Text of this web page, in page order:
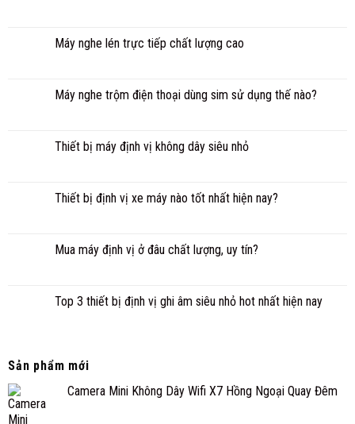
Máy nghe lén trực tiếp chất lượng cao
Máy nghe trộm điện thoại dùng sim sử dụng thế nào?
Thiết bị máy định vị không dây siêu nhỏ
Thiết bị định vị xe máy nào tốt nhất hiện nay?
Mua máy định vị ở đâu chất lượng, uy tín?
Top 3 thiết bị định vị ghi âm siêu nhỏ hot nhất hiện nay
Sản phẩm mới
Camera Mini Không Dây Wifi X7 Hồng Ngoại Quay Đêm